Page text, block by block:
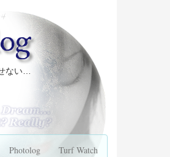
ない…
Photolog Turf Watch